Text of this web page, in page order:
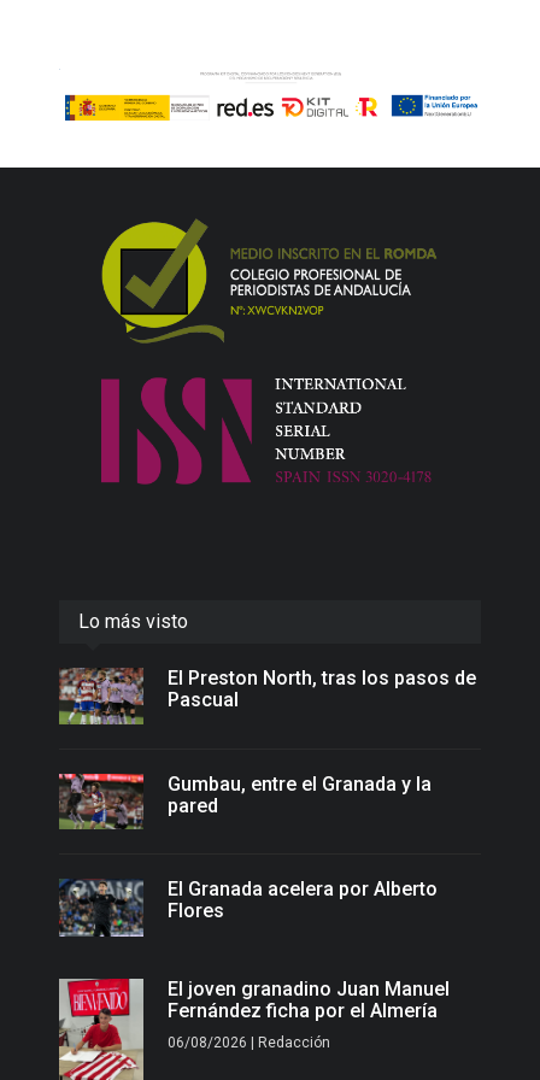
Lo más visto
El Preston North, tras los pasos de
Pascual
Gumbau, entre el Granada y la
pared
El Granada acelera por Alberto
Flores
El joven granadino Juan Manuel
Fernández ficha por el Almería
06/08/2026 | Redacción